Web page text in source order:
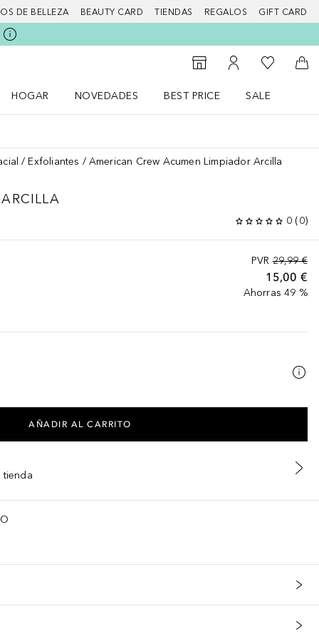
DE BELLEZA BEAUTY CARD TIENDAS REGALOS GIFT CARD
Al Storefinder
Mi cuenta
Mi lista de
A
HOGAR
NOVEDADES
BEST PRICE
SALE
Exfoliantes American Crew Acumen Limpiador Arcilla
0 (0)
PVR 29,99 €
15,00 €
Ahorras 49 %
AÑADIR AL CARRITO
tienda